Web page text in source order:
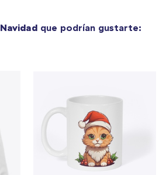
Navidadque podrían gustarte: